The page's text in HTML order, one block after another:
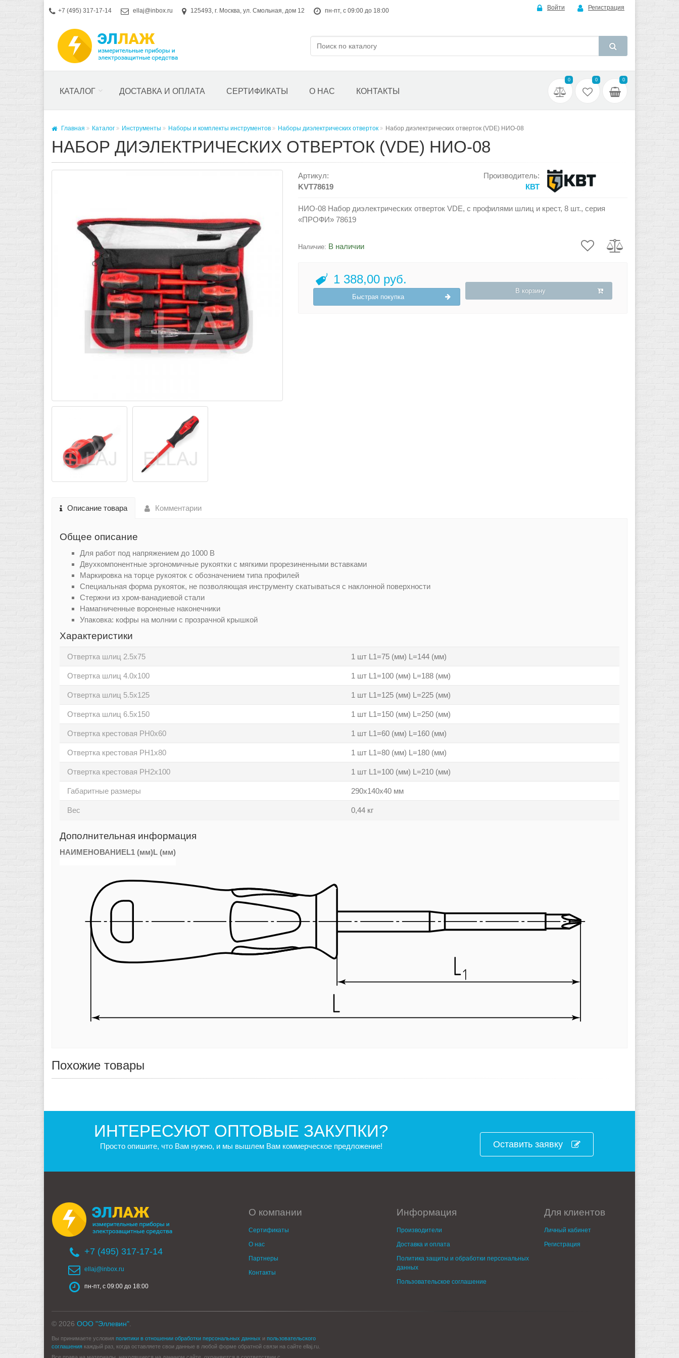
+7 (495) 317-17-14 ellaj@inbox.ru 125493, г. Москва, ул. Смольная, дом 12 пн-пт, с 09:00 до 18:00 Войти Регистрация
КАТАЛОГ ДОСТАВКА И ОПЛАТА СЕРТИФИКАТЫ О НАС КОНТАКТЫ
0 0 0
Главная Каталог Инструменты Наборы и комплекты инструментов Наборы диэлектрических отверток Набор диэлектрических отверток (VDE) НИО-08
НАБОР ДИЭЛЕКТРИЧЕСКИХ ОТВЕРТОК (VDE) НИО-08
Артикул:
KVT78619
Производитель:
КВТ
НИО-08 Набор диэлектрических отверток VDE, с профилями шлиц и крест, 8 шт., серия
«ПРОФИ» 78619
Наличие: В наличии
1 388,00 руб.
Быстрая покупка
В корзину
Описание товара Комментарии
Общее описание
Для работ под напряжением до 1000 В
Двухкомпонентные эргономичные рукоятки с мягкими прорезиненными вставками
Маркировка на торце рукояток с обозначением типа профилей
Специальная форма рукояток, не позволяющая инструменту скатываться с наклонной поверхности
Стержни из хром-ванадиевой стали
Намагниченные вороненые наконечники
Упаковка: кофры на молнии с прозрачной крышкой
Характеристики
Отвертка шлиц 2.5х75 1 шт L1=75 (мм) L=144 (мм)
Отвертка шлиц 4.0х100 1 шт L1=100 (мм) L=188 (мм)
Отвертка шлиц 5.5х125 1 шт L1=125 (мм) L=225 (мм)
Отвертка шлиц 6.5х150 1 шт L1=150 (мм) L=250 (мм)
Отвертка крестовая PH0х60 1 шт L1=60 (мм) L=160 (мм)
Отвертка крестовая PH1х80 1 шт L1=80 (мм) L=180 (мм)
Отвертка крестовая PH2х100 1 шт L1=100 (мм) L=210 (мм)
Габаритные размеры 290х140х40 мм
Вес 0,44 кг
Дополнительная информация
НАИМЕНОВАНИЕL1 (мм)L (мм)
Похожие товары
ИНТЕРЕСУЮТ ОПТОВЫЕ ЗАКУПКИ?
Просто опишите, что Вам нужно, и мы вышлем Вам коммерческое предложение! Оставить заявку
+7 (495) 317-17-14
ellaj@inbox.ru
пн-пт, с 09:00 до 18:00
О компании
Сертификаты
О нас
Партнеры
Контакты
Информация
Производители
Доставка и оплата
Политика защиты и обработки персональных
данных
Пользовательское соглашение
Для клиентов
Личный кабинет
Регистрация
© 2026 ООО "Эллевин".
Вы принимаете условия политики в отношении обработки персональных данных и пользовательского
соглашения каждый раз, когда оставляете свои данные в любой форме обратной связи на сайте ellaj.ru.